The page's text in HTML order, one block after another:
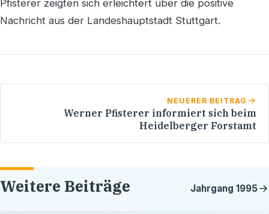
Pfisterer zeigten sich erleichtert über die positive
Nachricht aus der Landeshauptstadt Stuttgart.
NEUERER BEITRAG
Werner Pfisterer informiert sich beim
Heidelberger Forstamt
Weitere Beiträge Jahrgang 1995